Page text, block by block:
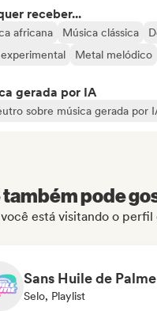
receber...
africana Música clássica
Metal melódico
gerada por IA
sobre música gerada por
também pode
está visitando o
Sans Huile de Palme
Selo, Playlist